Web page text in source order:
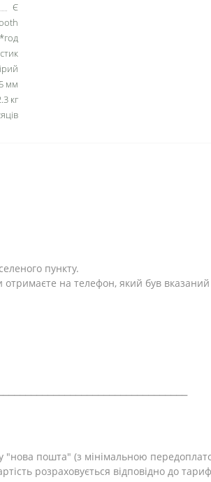
Є
мм
кг
пункту.
отримаєте на телефон, який був
"нова пошта" (з мінімальною
розраховується відповідно до